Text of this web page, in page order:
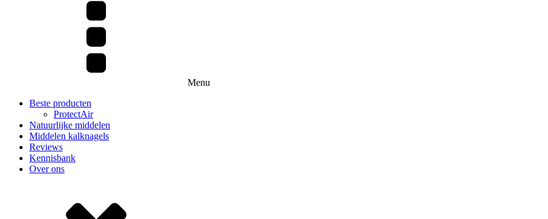
Menu
Beste producten
ProtectAir
Natuurlijke middelen
Middelen kalknagels
Reviews
Kennisbank
Over ons